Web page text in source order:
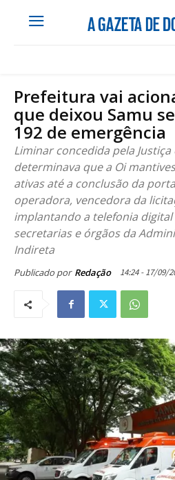
Prefeitura vai
que deixou Samu
192 de emergência
Liminar concedida pela
determinava que a Oi
ativas até a conclusão da
operadora, vencedora da
implantando a telefonia digital
secretarias e órgãos da
Indireta
Publicado por Redação 14:24 - 17/09/